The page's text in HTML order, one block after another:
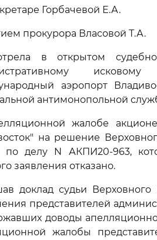
Горбачевой Е.А.
прокурора Власовой Т.А.
в открытом
аэропорт
антимонопольной
жалобе
на решение
по делу N АКПИ20-963,
заявления отказано.
доклад судьи
представителей
доводы
жалобы